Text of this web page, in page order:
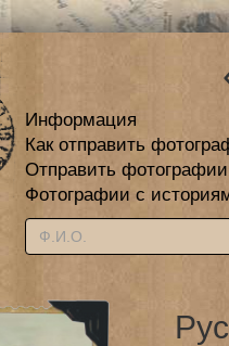
Информация
Как отправить
Отправить фотографии
Фотографии с